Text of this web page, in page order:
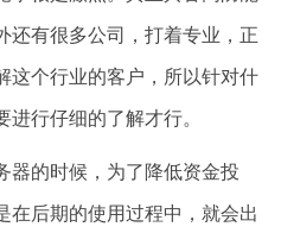
还有很多公司，打着专业，正
这个行业的客户，所以针对什
行仔细的了解才行。
器的时候，为了降低资金投
在后期的使用过程中，就会出